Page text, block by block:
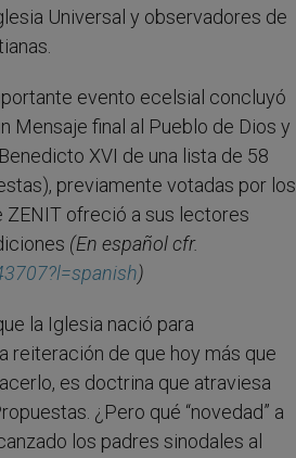
Universal y observadores de
evento ecelsial concluyó
Mensaje final al Pueblo de Dios y
XVI de una lista de 58
previamente votadas por los
ZENIT ofreció a sus lectores
(En español cfr.
)
la Iglesia nació para
reiteración de que hoy más que
es doctrina que atraviesa
¿Pero qué “novedad” a
los padres sinodales al